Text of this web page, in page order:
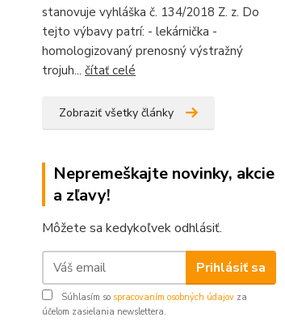
stanovuje vyhláška č. 134/2018 Z. z. Do
tejto výbavy patrí: - lekárnička -
homologizovaný prenosný výstražný
trojuh... čítať celé
Zobraziť všetky články
Nepremeškajte novinky, akcie
a zľavy!
Môžete sa kedykoľvek odhlásiť.
Prihlásiť sa
Súhlasím so spracovaním osobných údajov za
účelom zasielania newslettera.